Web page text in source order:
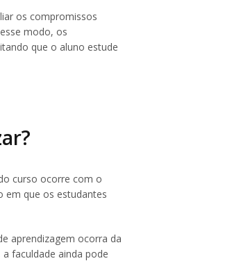
os compromissos
modo, os
que o aluno estude
curso ocorre com o
em que os estudantes
aprendizagem ocorra da
faculdade ainda pode